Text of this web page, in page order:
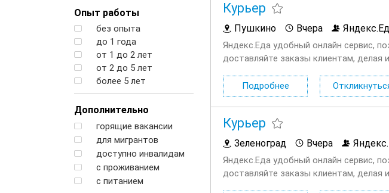
Опыт работы
без опыта
до 1 года
от 1 до 2 лет
от 2 до 5 лет
более 5 лет
Дополнительно
горящие вакансии
для мигрантов
доступно инвалидам
с проживанием
с питанием
Курьер
Пушкино Вчера
Яндекс.Еда удобный онлайн сервис,
доставляйте заказы клиентам, делая
Подробнее
Курьер
Зеленоград Вчера
Яндекс.Еда удобный онлайн сервис,
доставляйте заказы клиентам, делая